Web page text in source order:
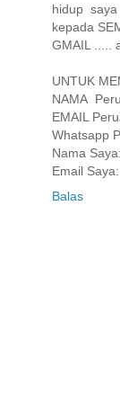
hidup
kepada
GMAIL .....
UNTUK
NAMA
EMAIL
Whatsapp
Nama
Email
Balas